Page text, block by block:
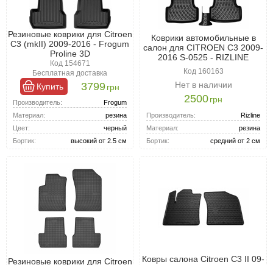
Резиновые коврики для Citroen
C3 (mkII) 2009-2016 - Frogum
Proline 3D
Код 154671
Бесплатная доставка
Купить 3799грн
Производитель:
Frogum
Материал:
резина
Цвет:
черный
Бортик:
высокий от 2.5 см
Коврики автомобильные в
салон для CITROEN C3 2009-
2016 S-0525 - RIZLINE
Код 160163
Нет в наличии
2500грн
Производитель:
Rizline
Материал:
резина
Бортик:
средний от 2 см
Резиновые коврики для Citroen
Ковры салона Citroen C3 II 09-